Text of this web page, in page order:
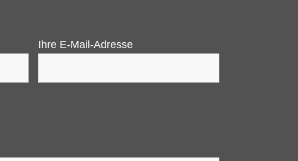
Ihre E-Mail-Adresse